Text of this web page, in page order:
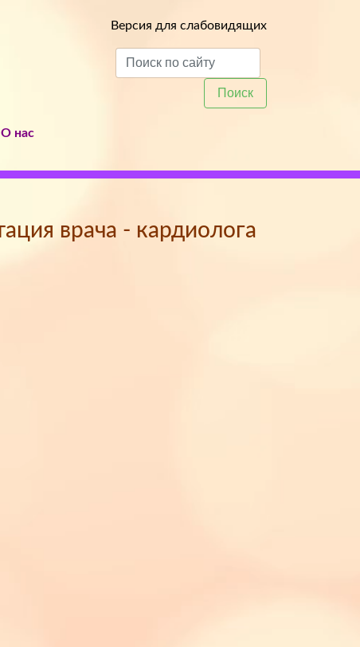
Версия для слабовидящих
Поиск
О нас
врача - кардиолога